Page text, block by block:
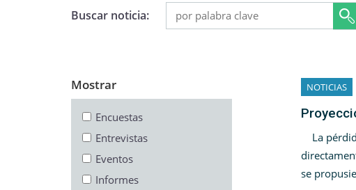
Buscar noticia:
Mostrar
Encuestas
Entrevistas
Eventos
Informes
NOTICIAS
La
se